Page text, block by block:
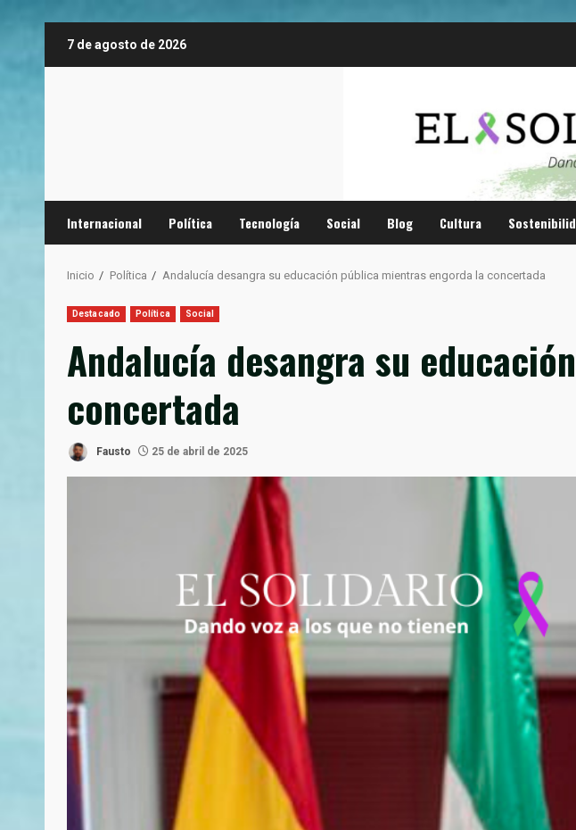
7 de agosto de 2026
Internacional Política Tecnología Social Blog Cultura
Inicio Política Andalucía desangra su educación pública mientras engorda la concertada
Destacado Política Social
Andalucía desangra su
concertada
Fausto 25 de abril de 2025